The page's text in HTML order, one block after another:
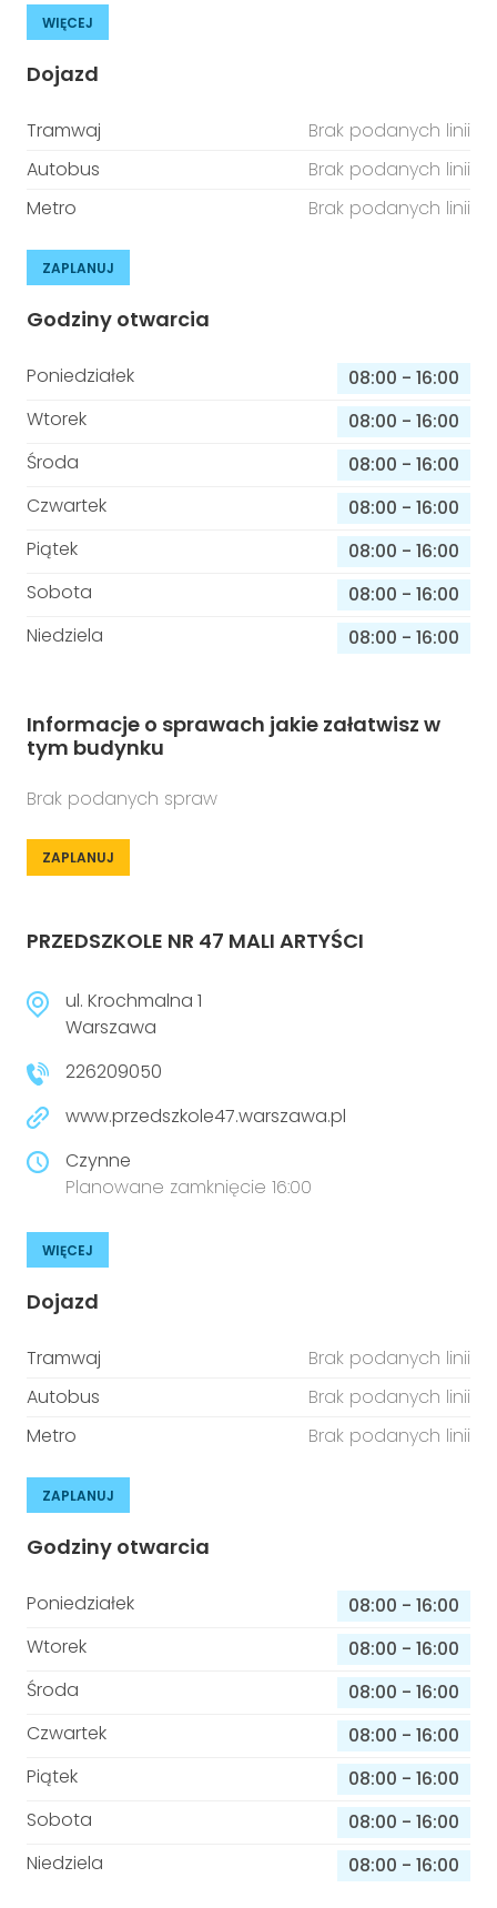
WIĘCEJ
Dojazd
Tramwaj
Brak podanych linii
Autobus
Brak podanych linii
Metro
Brak podanych linii
ZAPLANUJ
Godziny otwarcia
Poniedziałek 08:00 - 16:00
Wtorek
08:00 - 16:00
Środa
08:00 - 16:00
Czwartek
08:00 - 16:00
Piątek
08:00 - 16:00
Sobota
08:00 - 16:00
Niedziela
08:00 - 16:00
Informacje o sprawach jakie załatwisz w
tym budynku
Brak podanych spraw
ZAPLANUJ
PRZEDSZKOLE NR 47 MALI ARTYŚCI
ul. Krochmalna 1
Warszawa
226209050
www.przedszkole47.warszawa.pl
Czynne
Planowane zamknięcie 16:00
WIĘCEJ
Dojazd
Tramwaj
Brak podanych linii
Autobus
Brak podanych linii
Metro
Brak podanych linii
ZAPLANUJ
Godziny otwarcia
Poniedziałek 08:00 - 16:00
Wtorek
08:00 - 16:00
Środa
08:00 - 16:00
Czwartek
08:00 - 16:00
Piątek
08:00 - 16:00
Sobota
08:00 - 16:00
Niedziela
08:00 - 16:00